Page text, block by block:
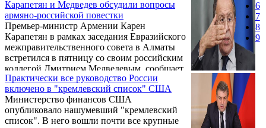
Карапетян и Медведев обсудили вопросы
армяно-российской повестки
Премьер-министр Армении Карен
Карапетян в рамках заседания Евразийского
межправительственного совета в Алматы
встретился в пятницу со своим российским
коллегой Дмитрием Медведевым, сообщает
пресс-служба армянского правительства.
Практически все руководство России
включено в "кремлевский список" США
Министерство финансов США
опубликовало нашумевший "кремлевский
список". В него вошли почти все крупные
6
7
8
9